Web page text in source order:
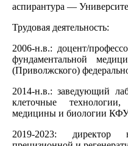
аспирантура —
Трудовая деятельность:
2006-н.в.: доцент/
фундаментальной
(Приволжского)
2014-н.в.: заведующий
клеточные
медицины и биологии
2019-2023: директор